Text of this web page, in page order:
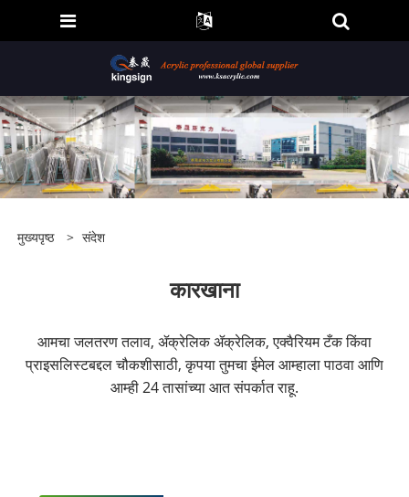
मुख्यपृष्ठ > संदेश
कारखाना
आमचा जलतरण तलाव, ॲक्रेलिक ॲक्रेलिक, एक्वैरियम टँक किंवा
प्राइसलिस्टबद्दल चौकशीसाठी, कृपया तुमचा ईमेल आम्हाला पाठवा आणि
आम्ही 24 तासांच्या आत संपर्कात राहू.